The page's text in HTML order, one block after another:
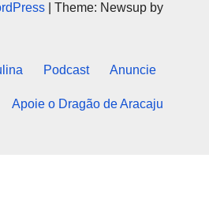
Theme: Newsup by
Podcast Anuncie
Apoie o Dragão de Aracaju